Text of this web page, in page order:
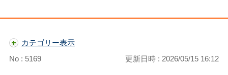
カテゴリー表示
No : 5169
更新日時 : 2026/05/15 16:12